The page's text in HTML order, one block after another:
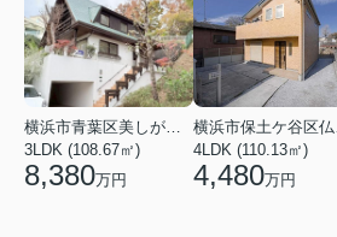
横浜市青葉区美しが丘３丁目
3LDK (108.67㎡)
8,380万円
4LDK (110.13㎡)
4,480万円